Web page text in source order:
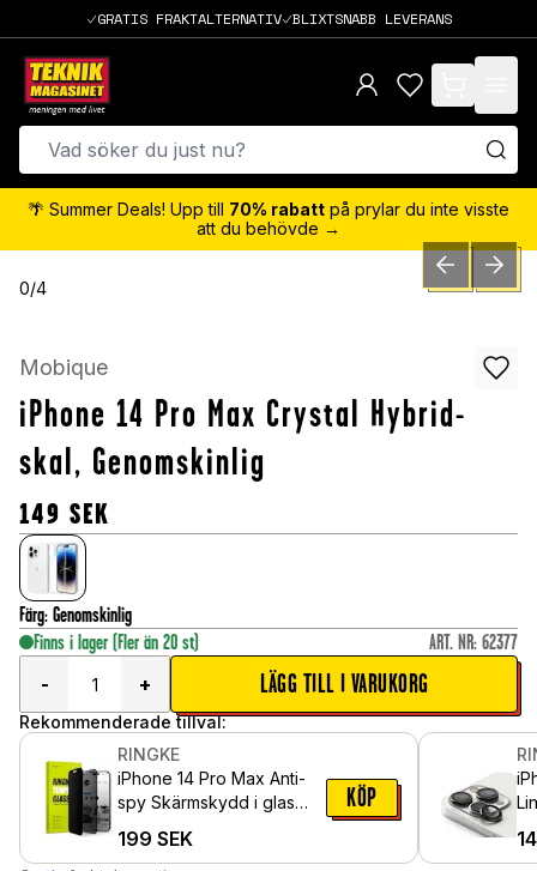
GRATIS FRAKTALTERNATIV BLIXTSNABB LEVERANS
items in cart,
🌴 Summer Deals! Upp till 70% rabatt på prylar du inte visste
att du behövde →
0/4 PREVIOUSNEXT
Mobique
iPhone 14 Pro Max Crystal Hybrid-
skal, Genomskinlig
149 SEK
Färg: Genomskinlig
Finns i lager (Fler än 20 st) ART. NR: 62377
-
+ LÄGG TILL I VARUKORG
Rekommenderade tillval:
RINGKE
iPhone 14 Pro Max Anti-
spy Skärmskydd i glas
199 SEK
KÖP